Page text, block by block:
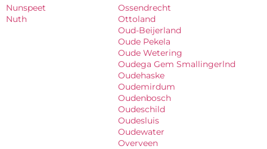
Nunspeet
Nuth
Ossendrecht
Ottoland
Oud-Beijerland
Oude Pekela
Oude Wetering
Oudega Gem Smallingerlnd
Oudehaske
Oudemirdum
Oudenbosch
Oudeschild
Oudesluis
Oudewater
Overveen